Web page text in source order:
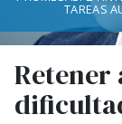
Retener
TAREAS